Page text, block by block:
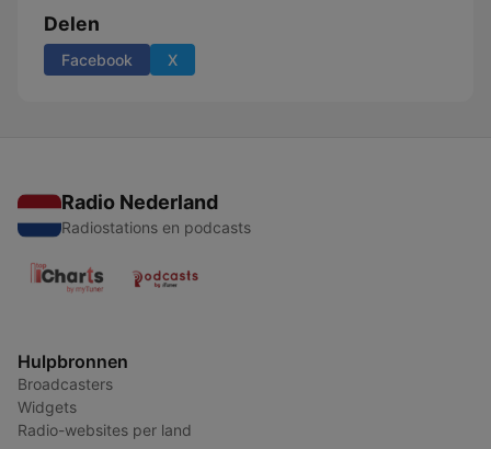
Delen
Facebook X
Radio Nederland
Radiostations en podcasts
Hulpbronnen
Broadcasters
Widgets
Radio-websites per land